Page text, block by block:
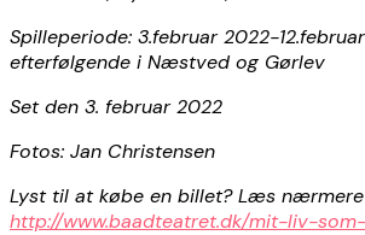
Spilleperiode: 3.februar 2022-
efterfølgende i Næstved og Gørlev
Set den 3. februar 2022
Fotos: Jan Christensen
Lyst til at købe en billet? Læs
http://www.baadteatret.dk/mit-liv-